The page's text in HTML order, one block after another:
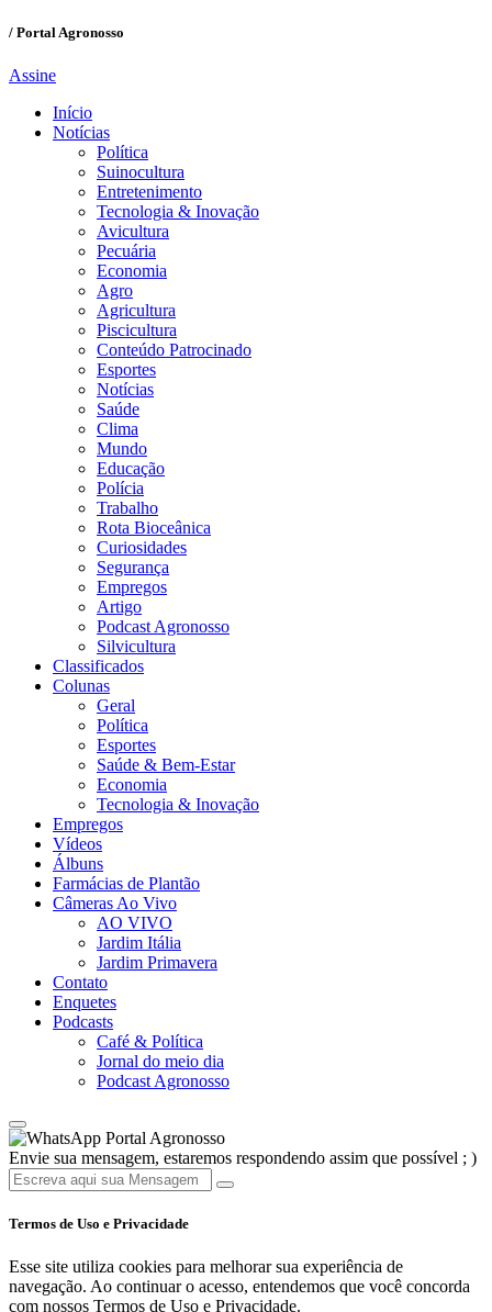
/ Portal Agronosso
Assine
Início
Notícias
Política
Suinocultura
Entretenimento
Tecnologia & Inovação
Avicultura
Pecuária
Economia
Agro
Agricultura
Piscicultura
Conteúdo Patrocinado
Esportes
Notícias
Saúde
Clima
Mundo
Educação
Polícia
Trabalho
Rota Bioceânica
Curiosidades
Segurança
Empregos
Artigo
Podcast Agronosso
Silvicultura
Classificados
Colunas
Geral
Política
Esportes
Saúde & Bem-Estar
Economia
Tecnologia & Inovação
Empregos
Vídeos
Álbuns
Farmácias de Plantão
Câmeras Ao Vivo
AO VIVO
Jardim Itália
Jardim Primavera
Contato
Enquetes
Podcasts
Café & Política
Jornal do meio dia
Podcast Agronosso
Portal Agronosso
Envie sua mensagem, estaremos respondendo assim que possível ; )
Termos de Uso e Privacidade
Esse site utiliza cookies para melhorar sua experiência de
navegação. Ao continuar o acesso, entendemos que você concorda
com nossos Termos de Uso e Privacidade.